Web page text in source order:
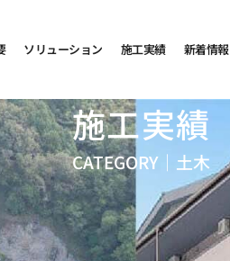
ソリューション 施工実績 新着情報
施工実績
CATEGORY｜ 土木